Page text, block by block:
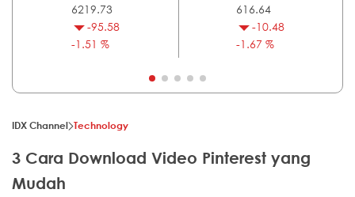
6219.73
-95.58
-1.51 %
616.64
-10.48
-1.67 %
IDX Channel Technology
3 Cara Download Video Pinterest yang
Mudah